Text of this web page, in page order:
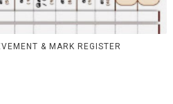
& MARK REGISTER